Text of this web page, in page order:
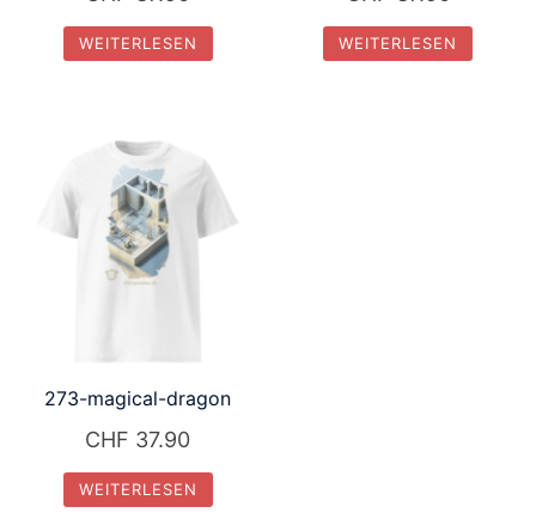
WEITERLESEN WEITERLESEN
273-magical-dragon
CHF 37.90
WEITERLESEN